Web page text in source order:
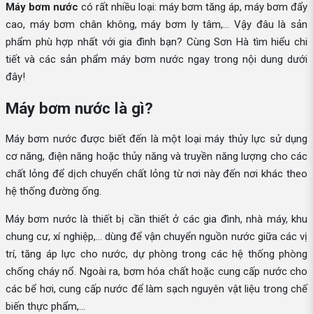
Máy bơm nước có rất nhiều loại: máy bơm tăng áp, máy bơm đẩy
cao, máy bơm chân không, máy bơm ly tâm,... Vậy đâu là sản
phẩm phù hợp nhất với gia đình bạn? Cùng Sơn Hà tìm hiểu chi
tiết và các sản phẩm máy bơm nước ngay trong nội dung dưới
đây!
Máy bơm nước là gì?
Máy bơm nước được biết đến là một loại máy thủy lực sử dụng
cơ năng, điện năng hoặc thủy năng và truyền năng lượng cho các
chất lỏng để dịch chuyển chất lỏng từ nơi này đến nơi khác theo
hệ thống đường ống.
Máy bơm nước là thiết bị cần thiết ở các gia đình, nhà máy, khu
chung cư, xí nghiệp,... dùng để vận chuyển nguồn nước giữa các vị
trí, tăng áp lực cho nước, dự phòng trong các hệ thống phòng
chống cháy nổ. Ngoài ra, bơm hóa chất hoặc cung cấp nước cho
các bể hơi, cung cấp nước để làm sạch nguyên vật liệu trong chế
biến thực phẩm,...